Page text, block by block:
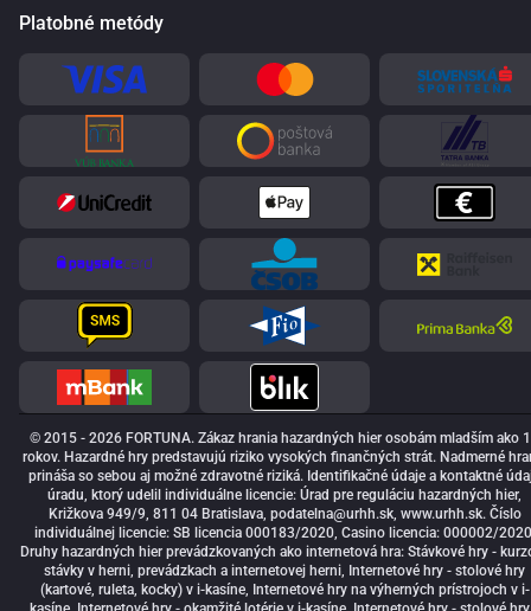
Platobné metódy
© 2015 - 2026 FORTUNA. Zákaz hrania hazardných hier osobám mladším ako
rokov. Hazardné hry predstavujú riziko vysokých finančných strát. Nadmerné
prináša so sebou aj možné zdravotné riziká. Identifikačné údaje a kontaktné
úradu, ktorý udelil individuálne licencie: Úrad pre reguláciu hazardných hier,
Križkova 949/9, 811 04 Bratislava, podatelna@urhh.sk, www.urhh.sk. Číslo
individuálnej licencie: SB licencia 000183/2020, Casino licencia: 000002/
Druhy hazardných hier prevádzkovaných ako internetová hra: Stávkové hry -
stávky v herni, prevádzkach a internetovej herni, Internetové hry - stolové hry
(kartové, ruleta, kocky) v i-kasíne, Internetové hry na výherných prístrojoch v i-